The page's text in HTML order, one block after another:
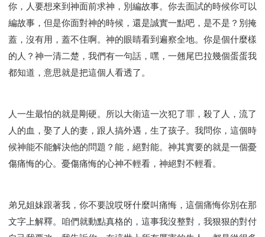
你，人要想來到神面前求神，別編故事。你去面試的時候你可以
編故事，但是你面對神的時候，還是誠實一點吧，是不是？別掩
蓋，沒有用，蓋不住啊。神的眼睛看到遍察全地。你是個什麼樣
的人？神一清二楚，我們有一句話，嘿，一翹尾巴拉幾個蛋蛋我
都知道，意思就是把這個人看透了。
人一生最怕的就是剛硬。所以大衛這一次犯了罪，殺了人，流了
人的血，娶了人的妻，跟人搞外遇，生了孩子。我問你，這個時
候神能不能解決他的問題？能，絕對能。神其實要的就是一個憂
傷痛悔的心。憂傷痛悔的心神不輕看，神絕對不輕看。
弟兄姐妹跟著我，你不要說哎呀什麼叫痛悔，這個痛悔你別在那
文字上解釋。咱們就動點真格的，這事我沒整對，我狠狠的對付